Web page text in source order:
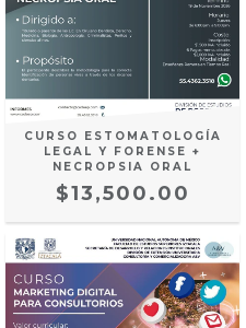
CURSO ESTOMATOLOGÍA
LEGAL Y FORENSE +
NECROPSIA ORAL
$13,500.00